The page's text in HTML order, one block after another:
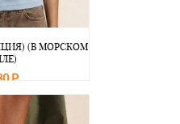
(В МОРСКОМ
Р
Подробнее